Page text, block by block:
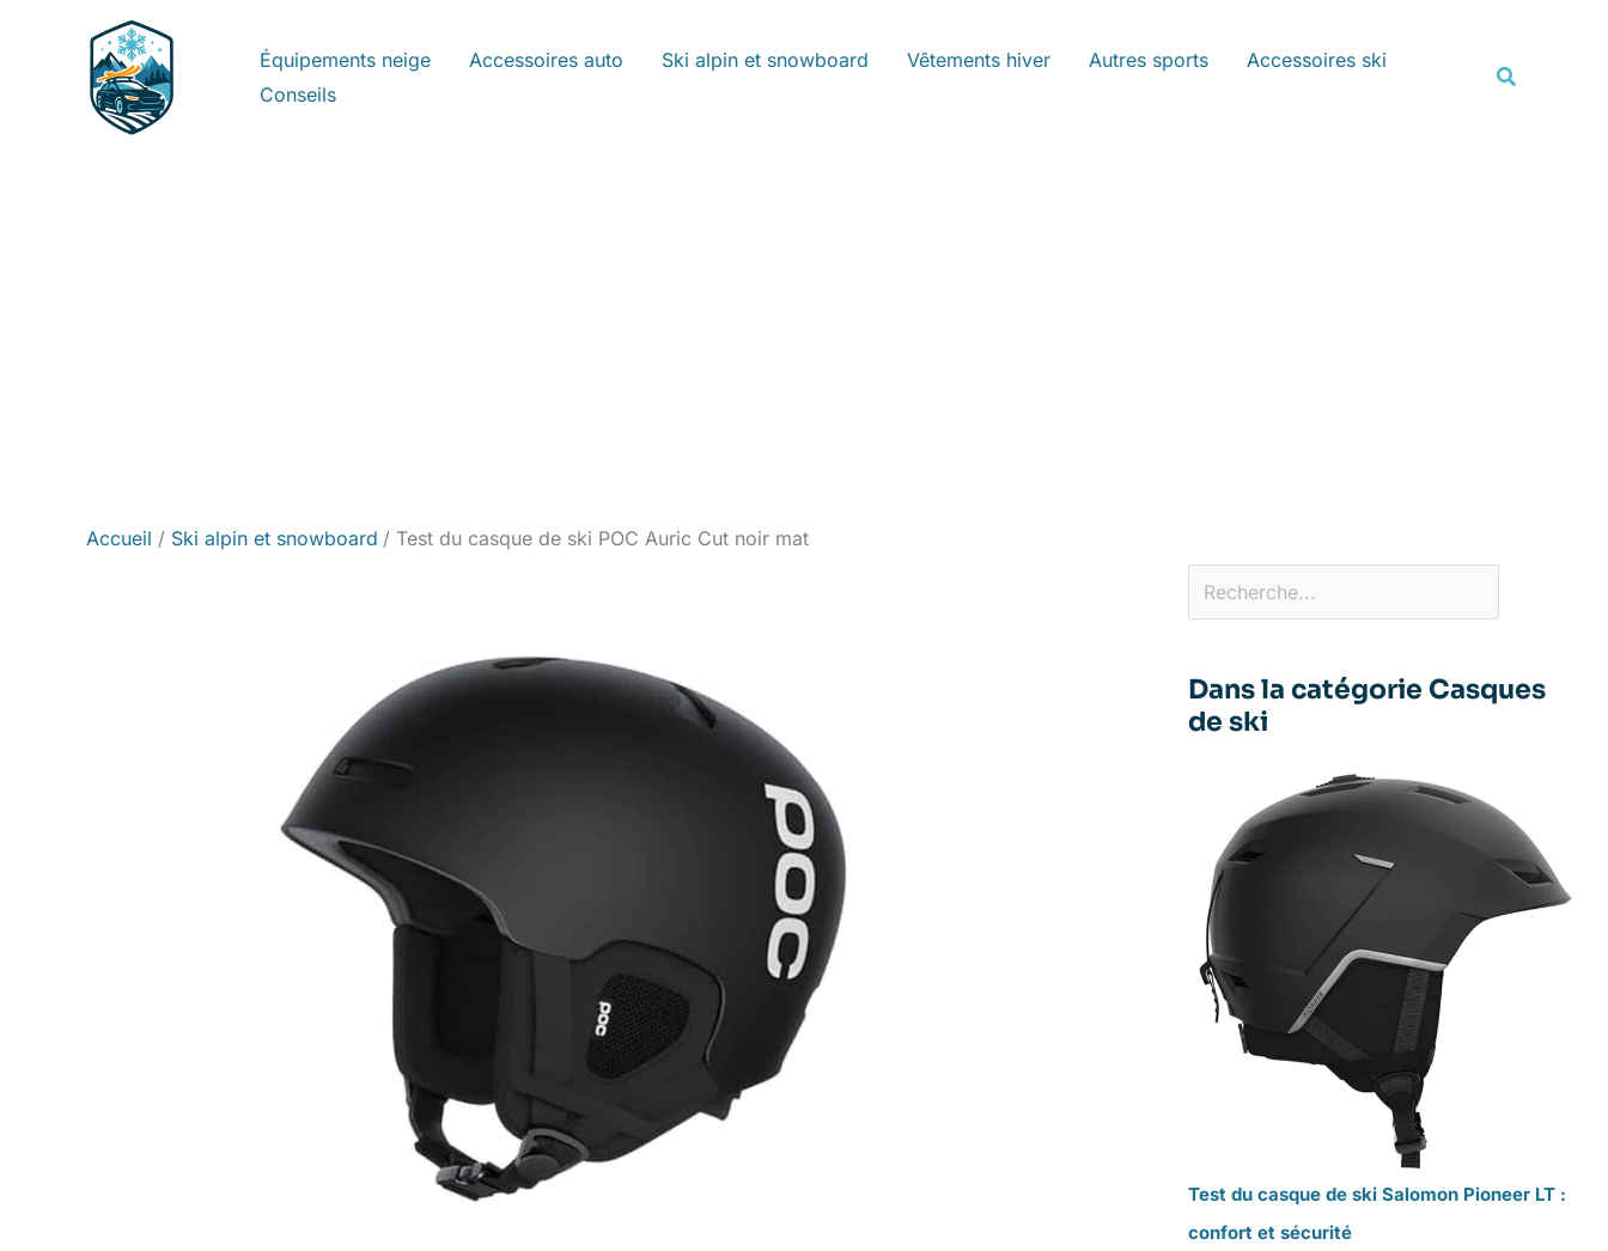
Équipements neige Accessoires auto Ski alpin et snowboard Vêtements hiver Autres sports
Accessoires ski
Conseils
Accueil Ski alpin et snowboard Test du casque de ski POC Auric Cut noir mat
Dans la catégorie Casques
de ski
Test du casque de ski Salomon Pioneer LT :
confort et sécurité